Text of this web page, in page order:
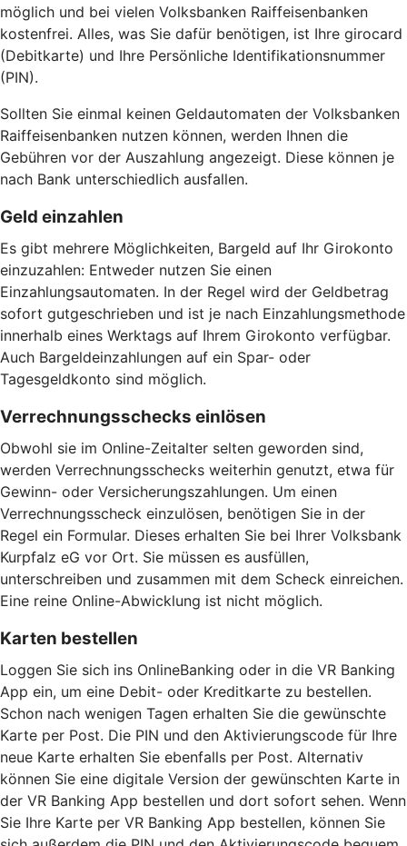
möglich und bei vielen Volksbanken Raiffeisenbanken
kostenfrei. Alles, was Sie dafür benötigen, ist Ihre girocard
(Debitkarte) und Ihre Persönliche Identifikationsnummer
(PIN).
Sollten Sie einmal keinen Geldautomaten der Volksbanken
Raiffeisenbanken nutzen können, werden Ihnen die
Gebühren vor der Auszahlung angezeigt. Diese können je
nach Bank unterschiedlich ausfallen.
Geld einzahlen
Es gibt mehrere Möglichkeiten, Bargeld auf Ihr Girokonto
einzuzahlen: Entweder nutzen Sie einen
Einzahlungsautomaten. In der Regel wird der Geldbetrag
sofort gutgeschrieben und ist je nach Einzahlungsmethode
innerhalb eines Werktags auf Ihrem Girokonto verfügbar.
Auch Bargeldeinzahlungen auf ein Spar- oder
Tagesgeldkonto sind möglich.
Verrechnungsschecks einlösen
Obwohl sie im Online-Zeitalter selten geworden sind,
werden Verrechnungsschecks weiterhin genutzt, etwa für
Gewinn- oder Versicherungszahlungen. Um einen
Verrechnungsscheck einzulösen, benötigen Sie in der
Regel ein Formular. Dieses erhalten Sie bei Ihrer Volksbank
Kurpfalz eG vor Ort. Sie müssen es ausfüllen,
unterschreiben und zusammen mit dem Scheck einreichen.
Eine reine Online-Abwicklung ist nicht möglich.
Karten bestellen
Loggen Sie sich ins OnlineBanking oder in die VR Banking
App ein, um eine Debit- oder Kreditkarte zu bestellen.
Schon nach wenigen Tagen erhalten Sie die gewünschte
Karte per Post. Die PIN und den Aktivierungscode für Ihre
neue Karte erhalten Sie ebenfalls per Post. Alternativ
können Sie eine digitale Version der gewünschten Karte in
der VR Banking App bestellen und dort sofort sehen. Wenn
Sie Ihre Karte per VR Banking App bestellen, können Sie